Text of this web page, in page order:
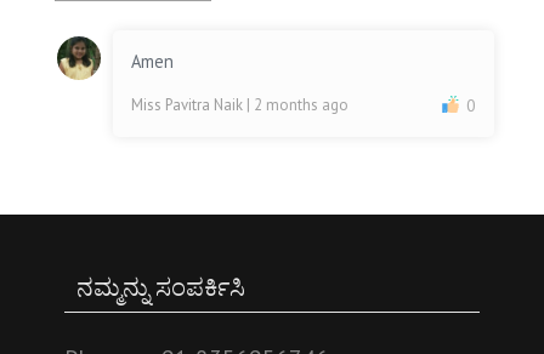
Amen
Miss Pavitra Naik | 2 months ago 0
ನಮ್ಮನ್ನು ಸಂಪರ್ಕಿಸಿ